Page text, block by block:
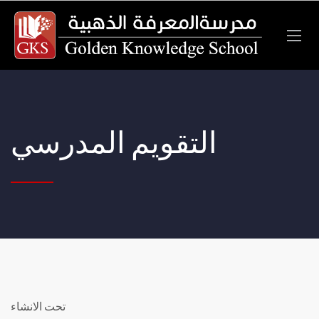
التقويم المدرسي
تحت الانشاء